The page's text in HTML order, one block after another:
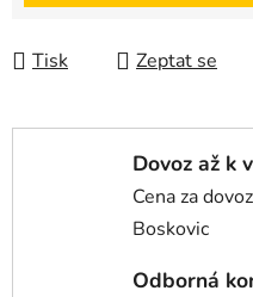
Tisk Zeptat se
Dovoz až k
Cena za
Boskovic
Odborná